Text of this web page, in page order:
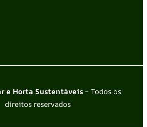
e Horta Sustentáveis– Todos os
direitos reservados